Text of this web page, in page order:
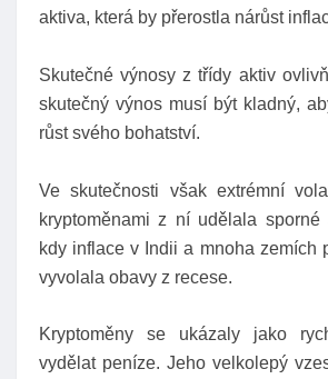
aktiva, která by přerostla nárůst
Skutečné výnosy z třídy aktiv
skutečný výnos musí být kladný,
růst svého bohatství.
Ve skutečnosti však extrémní
kryptoměnami z ní udělala sporné
kdy inflace v Indii a mnoha zemích
vyvolala obavy z recese.
Kryptoměny se ukázaly jako
vydělat peníze. Jeho velkolepý